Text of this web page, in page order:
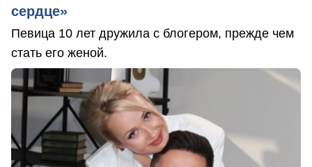
сердце»
Певица 10 лет дружила с блогером, прежде чем
стать его женой.